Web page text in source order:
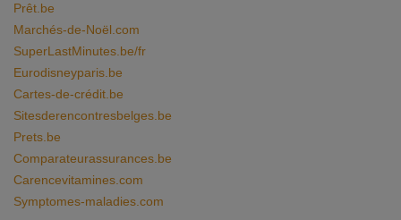
Prêt.be
Marchés-de-Noël.com
SuperLastMinutes.be/fr
Eurodisneyparis.be
Cartes-de-crédit.be
Sitesderencontresbelges.be
Prets.be
Comparateurassurances.be
Carencevitamines.com
Symptomes-maladies.com